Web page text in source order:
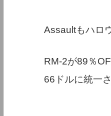
Assaultもハロ
RM-2が89％
66ドルに統一